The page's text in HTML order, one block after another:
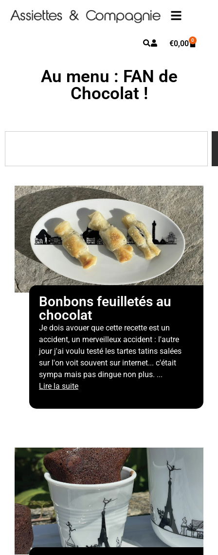
€0,00 0
Au menu : FAN de
Chocolat !
Bonbons feuilletés au
chocolat
Je dois avouer que cette recette est un
accident, un merveilleux accident : l'autre
jour j'ai voulu testé les tartes tatins salées
sur l'on voit souvent sur internet... c'était
sympa mais pas dingue non plus. ...
Lire la suite